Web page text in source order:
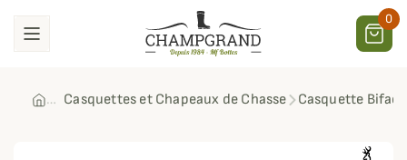
0
Casquettes et Chapeaux de Chasse Casquette